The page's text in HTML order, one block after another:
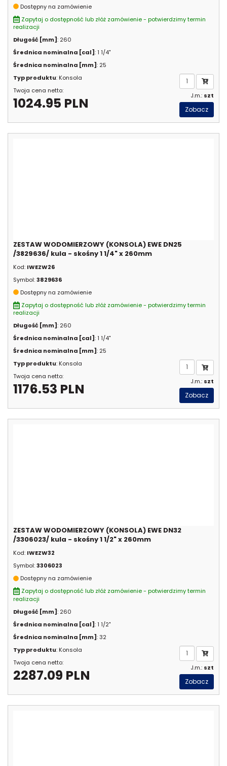
Dostępny na zamówienie
Zapytaj o dostępność lub złóż zamówienie - potwierdzimy termin
realizacji
Długość [mm]: 260
Średnica nominalna [cal]: 1 1/4"
Średnica nominalna [mm]: 25
Typ produktu: Konsola
Twoja cena netto:
1024.95 PLN J.m.: szt
Zobacz
ZESTAW WODOMIERZOWY (KONSOLA) EWE DN25
/3829636/ kula - skośny 1 1/4" x 260mm
Kod: IWEZW26
Symbol:3829636
Dostępny na zamówienie
Zapytaj o dostępność lub złóż zamówienie - potwierdzimy termin
realizacji
Długość [mm]: 260
Średnica nominalna [cal]: 1 1/4"
Średnica nominalna [mm]: 25
Typ produktu: Konsola
Twoja cena netto:
1176.53 PLN J.m.: szt
Zobacz
ZESTAW WODOMIERZOWY (KONSOLA) EWE DN32
/3306023/ kula - skośny 1 1/2" x 260mm
Kod: IWEZW32
Symbol:3306023
Dostępny na zamówienie
Zapytaj o dostępność lub złóż zamówienie - potwierdzimy termin
realizacji
Długość [mm]: 260
Średnica nominalna [cal]: 1 1/2"
Średnica nominalna [mm]: 32
Typ produktu: Konsola
Twoja cena netto:
2287.09 PLN J.m.: szt
Zobacz